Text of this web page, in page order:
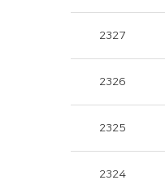
2327
2326
2325
2324